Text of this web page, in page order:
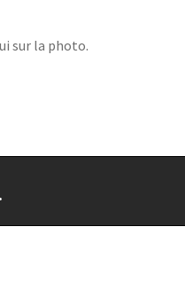
sur la photo.